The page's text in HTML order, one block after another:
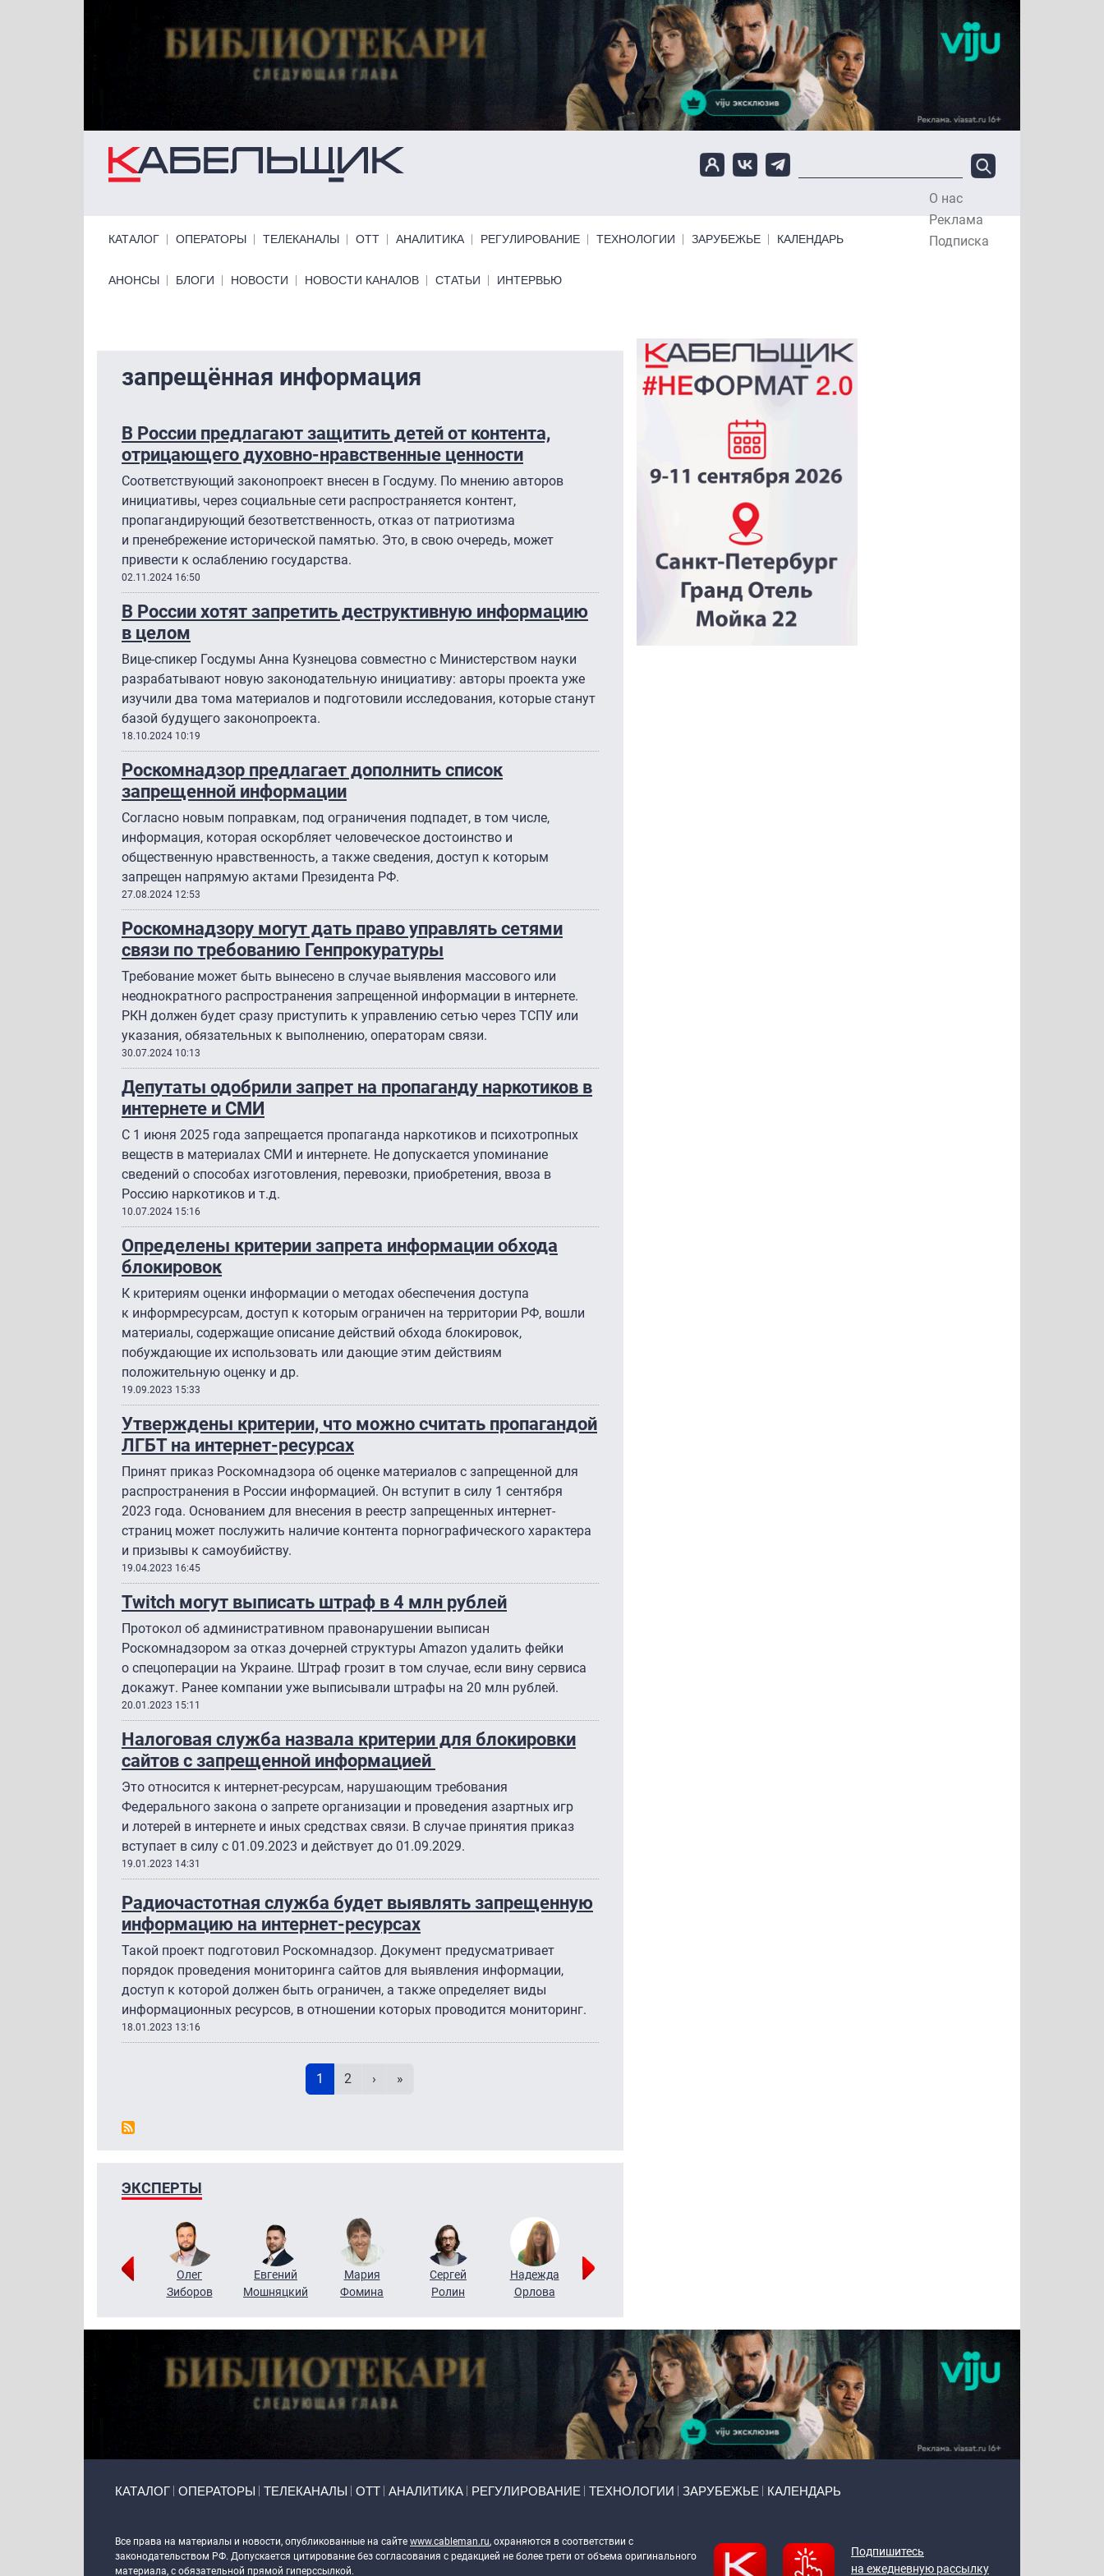
О нас
Реклама
Подписка
КАТАЛОГ ОПЕРАТОРЫ ТЕЛЕКАНАЛЫ ОТТ АНАЛИТИКА РЕГУЛИРОВАНИЕ ТЕХНОЛОГИИ ЗАРУБЕЖЬЕ КАЛЕНДАРЬ
Primary links bottom
АНОНСЫ БЛОГИ НОВОСТИ НОВОСТИ КАНАЛОВ СТАТЬИ ИНТЕРВЬЮ
запрещённая информация
В России предлагают защитить детей от контента,
отрицающего духовно-нравственные ценности
Соответствующий законопроект внесен в Госдуму. По мнению авторов
инициативы, через социальные сети распространяется контент,
пропагандирующий безответственность, отказ от патриотизма
и пренебрежение исторической памятью. Это, в свою очередь, может
привести к ослаблению государства.
02.11.2024 16:50
В России хотят запретить деструктивную информацию
в целом
Вице-спикер Госдумы Анна Кузнецова совместно с Министерством науки
разрабатывают новую законодательную инициативу: авторы проекта уже
изучили два тома материалов и подготовили исследования, которые станут
базой будущего законопроекта.
18.10.2024 10:19
Роскомнадзор предлагает дополнить список
запрещенной информации
Согласно новым поправкам, под ограничения подпадет, в том числе,
информация, которая оскорбляет человеческое достоинство и
общественную нравственность, а также сведения, доступ к которым
запрещен напрямую актами Президента РФ.
27.08.2024 12:53
Роскомнадзору могут дать право управлять сетями
связи по требованию Генпрокуратуры
Требование может быть вынесено в случае выявления массового или
неоднократного распространения запрещенной информации в интернете.
РКН должен будет сразу приступить к управлению сетью через ТСПУ или
указания, обязательных к выполнению, операторам связи.
30.07.2024 10:13
Депутаты одобрили запрет на пропаганду наркотиков в
интернете и СМИ
С 1 июня 2025 года запрещается пропаганда наркотиков и психотропных
веществ в материалах СМИ и интернете. Не допускается упоминание
сведений о способах изготовления, перевозки, приобретения, ввоза в
Россию наркотиков и т.д.
10.07.2024 15:16
Определены критерии запрета информации обхода
блокировок
К критериям оценки информации о методах обеспечения доступа
к информресурсам, доступ к которым ограничен на территории РФ, вошли
материалы, содержащие описание действий обхода блокировок,
побуждающие их использовать или дающие этим действиям
положительную оценку и др.
19.09.2023 15:33
Утверждены критерии, что можно считать пропагандой
ЛГБТ на интернет-ресурсах
Принят приказ Роскомнадзора об оценке материалов с запрещенной для
распространения в России информацией. Он вступит в силу 1 сентября
2023 года. Основанием для внесения в реестр запрещенных интернет-
страниц может послужить наличие контента порнографического характера
и призывы к самоубийству.
19.04.2023 16:45
Twitch могут выписать штраф в 4 млн рублей
Протокол об административном правонарушении выписан
Роскомнадзором за отказ дочерней структуры Amazon удалить фейки
о спецоперации на Украине. Штраф грозит в том случае, если вину сервиса
докажут. Ранее компании уже выписывали штрафы на 20 млн рублей.
20.01.2023 15:11
Налоговая служба назвала критерии для блокировки
сайтов с запрещенной информацией
Это относится к интернет-ресурсам, нарушающим требования
Федерального закона о запрете организации и проведения азартных игр
и лотерей в интернете и иных средствах связи. В случае принятия приказ
вступает в силу с 01.09.2023 и действует до 01.09.2029.
19.01.2023 14:31
Радиочастотная служба будет выявлять запрещенную
информацию на интернет-ресурсах
Такой проект подготовил Роскомнадзор. Документ предусматривает
порядок проведения мониторинга сайтов для выявления информации,
доступ к которой должен быть ограничен, а также определяет виды
информационных ресурсов, в отношении которых проводится мониторинг.
18.01.2023 13:16
Текущая страница
1 Page
2 Следующая страница
› Последняя страница
»
ЭКСПЕРТЫ
Григорий
Олег
Зиборов
Евгений
Мошняцкий
Мария
Фомина
Сергей
Ролин
Надежда
Орлова
КАТАЛОГ ОПЕРАТОРЫ ТЕЛЕКАНАЛЫ ОТТ АНАЛИТИКА РЕГУЛИРОВАНИЕ ТЕХНОЛОГИИ ЗАРУБЕЖЬЕ КАЛЕНДАРЬ
Все права на материалы и новости, опубликованные на сайте www.cableman.ru, охраняются в соответствии с
законодательством РФ. Допускается цитирование без согласования с редакцией не более трети от объема оригинального
материала, с обязательной прямой гиперссылкой.
Подпишитесь
на ежедневную рассылку